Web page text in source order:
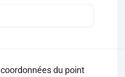
du point